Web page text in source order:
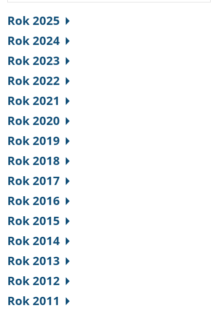
Rok 2025
Rok 2024
Rok 2023
Rok 2022
Rok 2021
Rok 2020
Rok 2019
Rok 2018
Rok 2017
Rok 2016
Rok 2015
Rok 2014
Rok 2013
Rok 2012
Rok 2011